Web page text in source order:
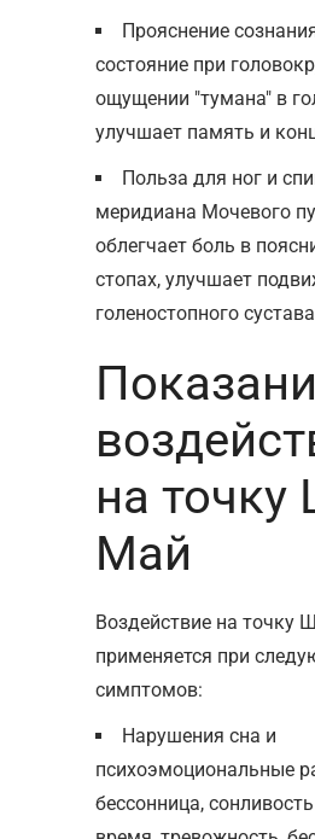
Прояснение
состояние при
ощущении "тумана" в
улучшает память и
Польза для ног и
меридиана Мочевого
облегчает боль в
стопах, улучшает
голеностопного
на
Май
Воздействие на точку
применяется при
симптомов:
Нарушения сна и
психоэмоциональные
бессонница,